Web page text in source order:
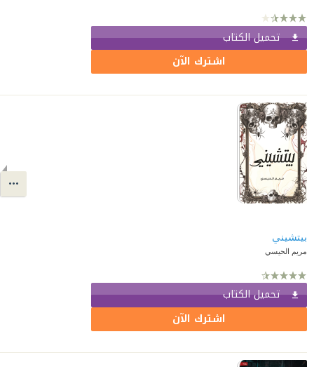
تحميل الكتاب
اشترك الآن
بيتشيني
مريم الحيسي
تحميل الكتاب
اشترك الآن